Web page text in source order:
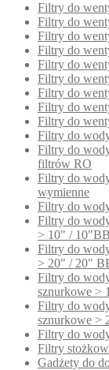
Filtry do
Filtry do
Filtry do
Filtry do
Filtry do
Filtry do
Filtry do
Filtry do
Filtry do
Filtry do
Filtry do
filtrów RO
Filtry do
wymienne
Filtry do
Filtry do
> 10" / 10"BB
Filtry do
> 20" / 20"
Filtry do
sznurkowe >
Filtry do
sznurkowe >
Filtry do
Filtry
Gadżety do